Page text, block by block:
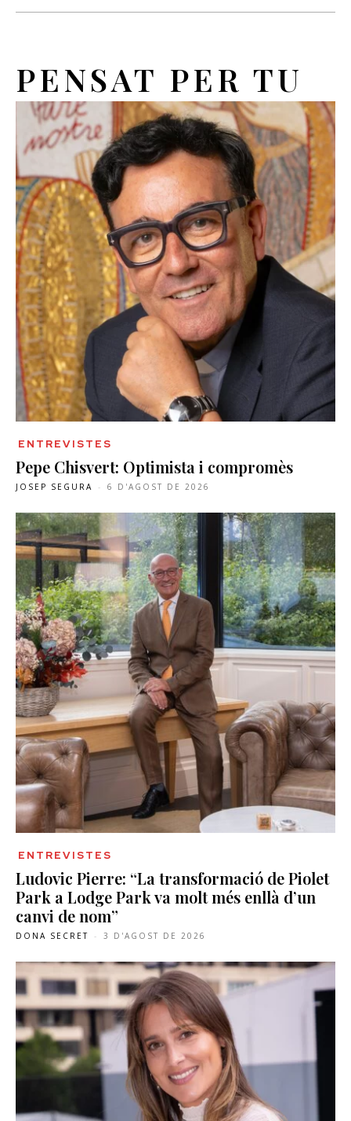
PENSAT PER TU
ENTREVISTES
Pepe Chisvert: Optimista i compromès
JOSEP SEGURA - 6 D'AGOST DE 2026
ENTREVISTES
Ludovic Pierre: “La transformació de Piolet
Park a Lodge Park va molt més enllà d’un
canvi de nom”
DONA SECRET - 3 D'AGOST DE 2026